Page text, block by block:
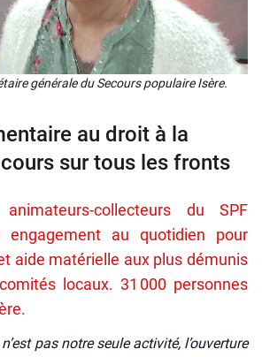
géné­rale du Secours popu­laire Isère.
au droit à la
sur tous les fronts
collecteurs du SPF
engagement au quotidien pour
aide matérielle aux plus démunis
locaux. 31 000 personnes
pas notre seule acti­vi­té, l’ouverture